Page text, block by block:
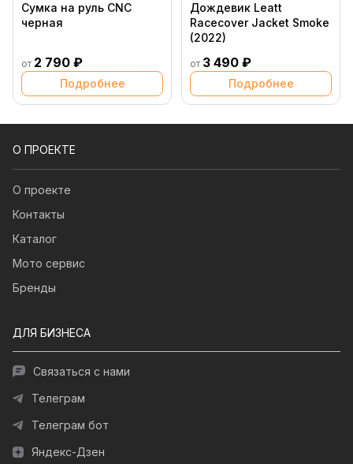
Сумка на руль CNC
черная
от 2 790 ₽
Подробнее
Дождевик Leatt
Racecover Jacket Smoke
(2022)
от 3 490 ₽
Подробнее
О ПРОЕКТЕ
О проекте
Контакты
Каталог
Мото сервис
Бренды
ДЛЯ БИЗНЕСА
Связаться с нами
Телеграм
Телеграм бот
Яндекс-Дзен